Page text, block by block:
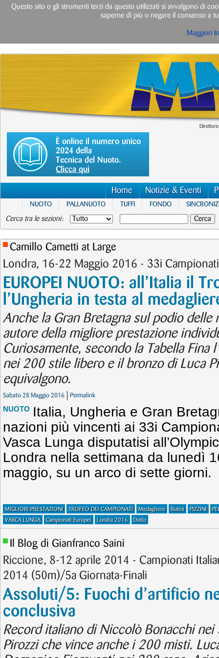
È online il numero unico
2024 della
Tecnica del Nuoto.
Clicca qui
Home Notizie & Eventi
NUOTO PALLANUOTO TUFFI FONDO
Cerca tra le sezioni:
Camillo Cametti at Large
Londra, 16-22 Maggio 2016 - 33i
EUROPEI NUOTO: all’Italia il
l’Ungheria in testa al
Anche la Gran Bretagna sul podio delle
autore della migliore prestazione
Curiosamente, secondo la Tabella Fina
nei 200 stile libero e il bronzo di Luca
equivalgono.
Sabato 28 Maggio 2016 Permalink
NUOTO Italia, Ungheria e Gran
nazioni più vincenti ai 33i
Vasca Lunga disputatisi
Londra nella settimana da lunedì
maggio, su un arco di sette giorni.
MIGLIORI PRESTAZIONI TROFEO DEI CAMPIONATI Medagliere Butini PIZZINI
VASCA LUNGA
Campionati Europei Londra 2016 Dotto
Il Blog di Gianfranco Saini
Riccione, 8-12 aprile 2014 - Campionati
2014 (50m)/5a Giornata-Finali
Assoluti/5: Fuochi d’artificio
conclusiva
Record italiano di Niccolò Bonacchi
Pirozzi che vince anche i 200 misti.
Questo sito o gli strumenti terzi da questo utilizzati si avvalgono di
saperne di più o negare il consenso a
Maggiori